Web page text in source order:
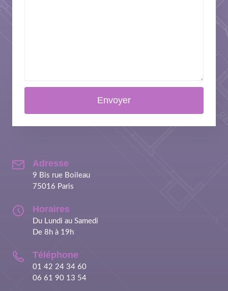
Adresse
9 Bis rue Boileau
75016 Paris
Horaires
Du Lundi au Samedi
De 8h à 19h
Téléphone
01 42 24 34 60
06 61 90 13 54